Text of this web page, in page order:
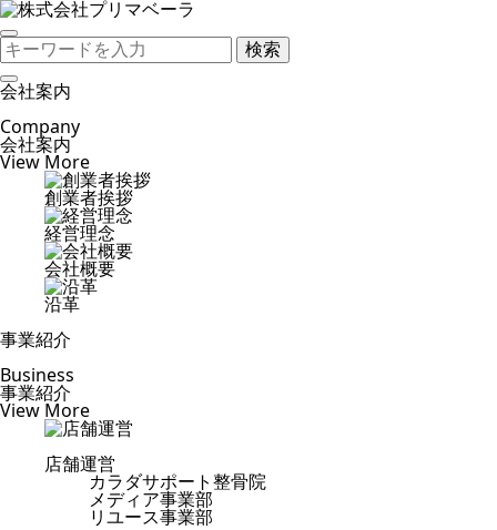
検索
会社案内
Company
会社案内
View More
創業者挨拶
経営理念
会社概要
沿革
事業紹介
Business
事業紹介
View More
店舗運営
カラダサポート整骨院
メディア事業部
リユース事業部